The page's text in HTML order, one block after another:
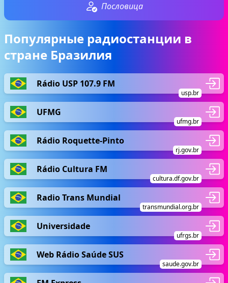
Пословица
Популярные радиостанции в
стране Бразилия
Rádio USP 107.9 FM
usp.br
UFMG
ufmg.br
Rádio Roquette-Pinto
rj.gov.br
Rádio Cultura FM
cultura.df.gov.br
Radio Trans Mundial
transmundial.org.br
Universidade
ufrgs.br
Web Rádio Saúde SUS
saude.gov.br